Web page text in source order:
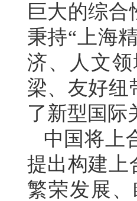
巨大的综
秉持“上海
济、人文
梁、友好纽
了新型国际
中国将上
提出构建上
繁荣发展